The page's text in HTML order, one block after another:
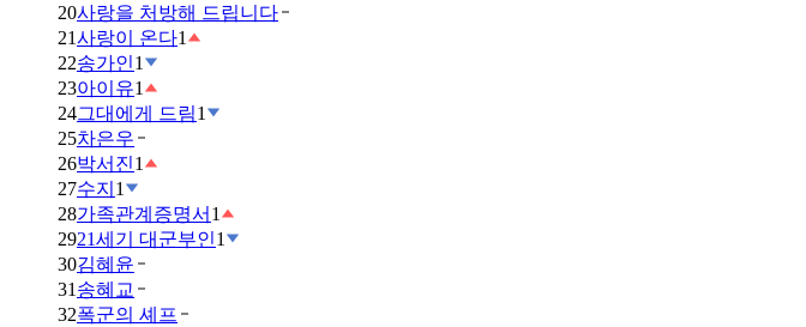
20사랑을 처방해 드립니다
21사랑이 온다1
22송가인1
23아이유1
24그대에게 드림1
25차은우
26박서진1
27수지 1
28가족관계증명서 1
2921세기 대군부인1
30김혜윤
31 송혜교
32폭군의 셰프